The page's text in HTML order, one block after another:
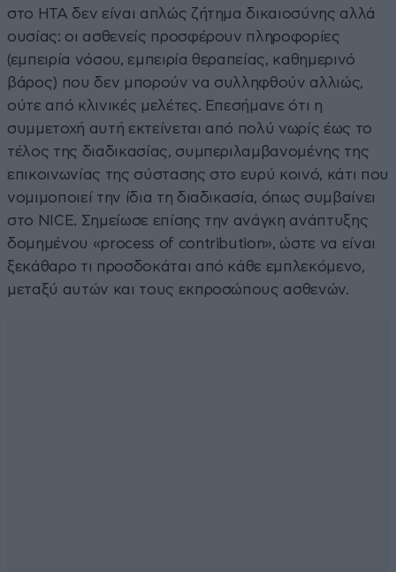
στο HTA δεν είναι απλώς ζήτημα δικαιοσύνης αλλά
ουσίας: οι ασθενείς προσφέρουν πληροφορίες
(εμπειρία νόσου, εμπειρία θεραπείας, καθημερινό
βάρος) που δεν μπορούν να συλληφθούν αλλιώς,
ούτε από κλινικές μελέτες. Επεσήμανε ότι η
συμμετοχή αυτή εκτείνεται από πολύ νωρίς έως το
τέλος της διαδικασίας, συμπεριλαμβανομένης της
επικοινωνίας της σύστασης στο ευρύ κοινό, κάτι που
νομιμοποιεί την ίδια τη διαδικασία, όπως συμβαίνει
στο NICE. Σημείωσε επίσης την ανάγκη ανάπτυξης
δομημένου «process of contribution», ώστε να είναι
ξεκάθαρο τι προσδοκάται από κάθε εμπλεκόμενο,
μεταξύ αυτών και τους εκπροσώπους ασθενών.